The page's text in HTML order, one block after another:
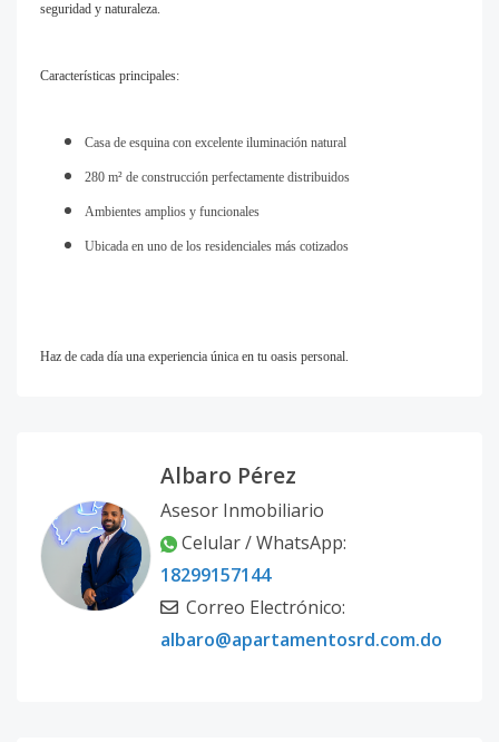
seguridad y naturaleza.
Características principales:
Casa de esquina con excelente iluminación natural
280 m² de construcción perfectamente distribuidos
Ambientes amplios y funcionales
Ubicada en uno de los residenciales más cotizados
Haz de cada día una experiencia única en tu oasis personal.
Albaro Pérez
Asesor Inmobiliario
Celular / WhatsApp:
18299157144
Correo Electrónico:
albaro@apartamentosrd.com.do